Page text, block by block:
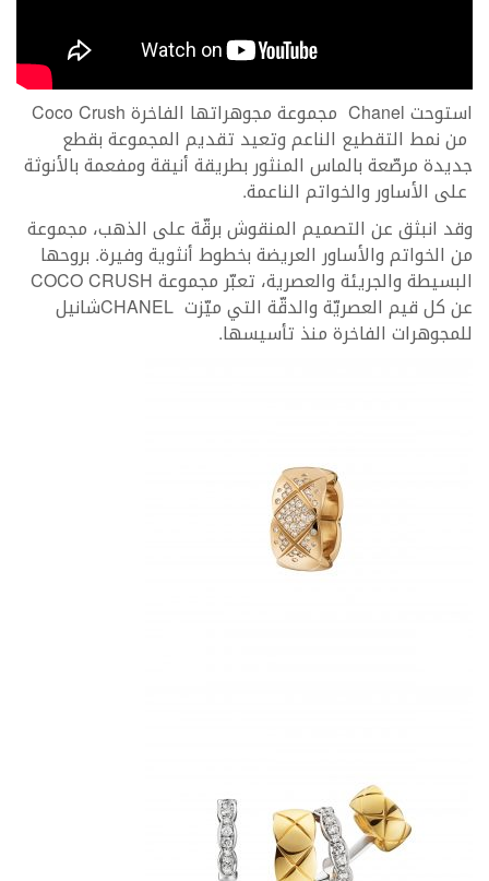
استوحت Chanel مجموعة مجوهراتها الفاخرة Coco Crush
من نمط التقطيع الناعم وتعيد تقديم المجموعة بقطع
جديدة مرصّعة بالماس المنثور بطريقة أنيقة ومفعمة بالأنوثة
على الأساور والخواتم الناعمة.
وقد انبثق عن التصميم المنقوش برقّة على الذهب، مجموعة
من الخواتم والأساور العريضة بخطوط أنثوية وفيرة. بروحها
البسيطة والجريئة والعصرية، تعبّر مجموعة COCO CRUSH
عن كل قيم العصريّة والدقّة التي ميّزت CHANELشانيل
للمجوهرات الفاخرة منذ تأسيسها.